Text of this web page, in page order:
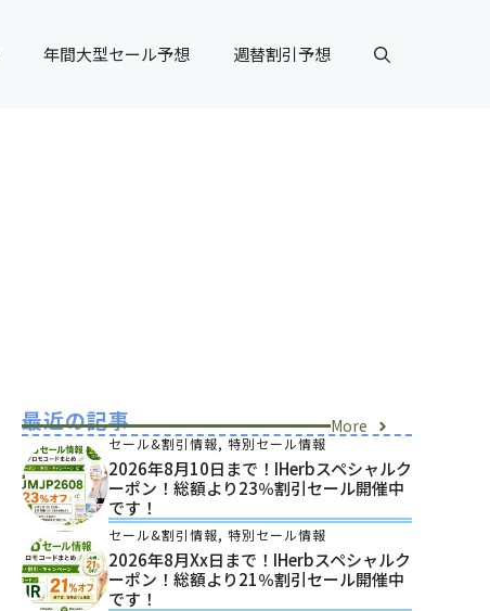
年間大型セール予想 週替割引予想
最近の記事 More
セール&割引情報, 特別セール情報
2026年8月10日まで！iHerbスペシャルク
ーポン！総額より23％割引セール開催中
です！
セール&割引情報, 特別セール情報
2026年8月xx日まで！iHerbスペシャルク
ーポン！総額より21％割引セール開催中
です！